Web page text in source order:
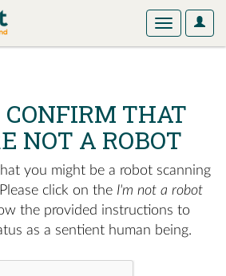
User
Toggle
THAT
NOT A ROBOT
you might be a robot scanning
click on the I'm not a robot
the provided instructions to
as a sentient human being.